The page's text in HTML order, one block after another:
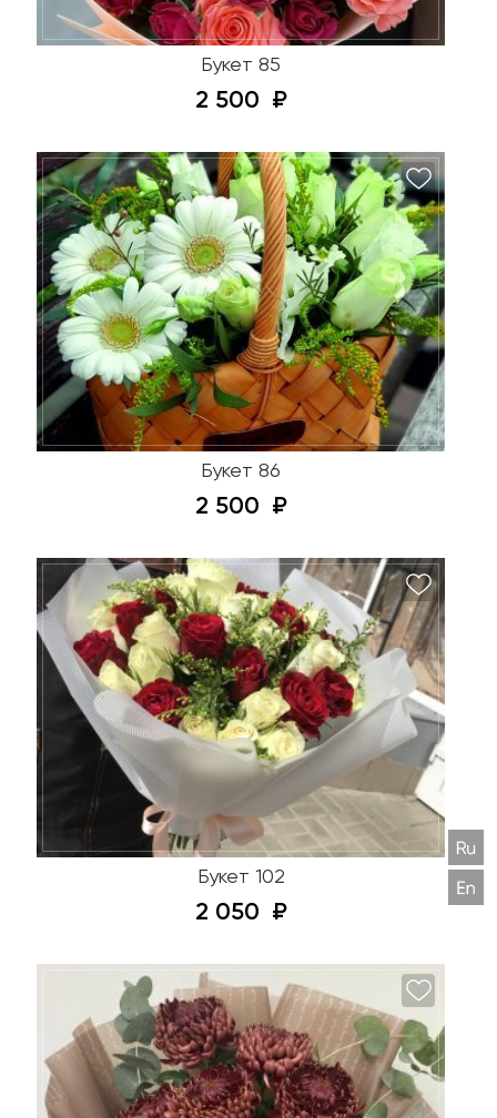
Букет 85
2 500
Букет 86
2 500
Букет 102
2 050